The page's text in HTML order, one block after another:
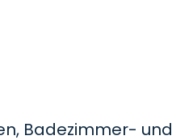
Badezimmer- und